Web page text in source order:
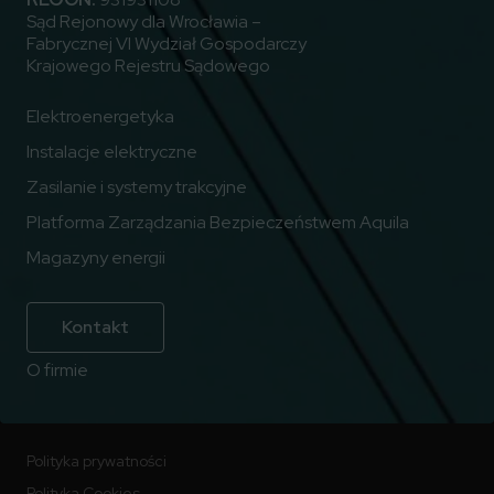
Sąd Rejonowy dla Wrocławia –
Fabrycznej VI Wydział Gospodarczy
Krajowego Rejestru Sądowego
Elektroenergetyka
Instalacje elektryczne
Zasilanie i systemy trakcyjne
Platforma Zarządzania Bezpieczeństwem Aquila
Magazyny energii
Kontakt
O firmie
Polityka prywatności